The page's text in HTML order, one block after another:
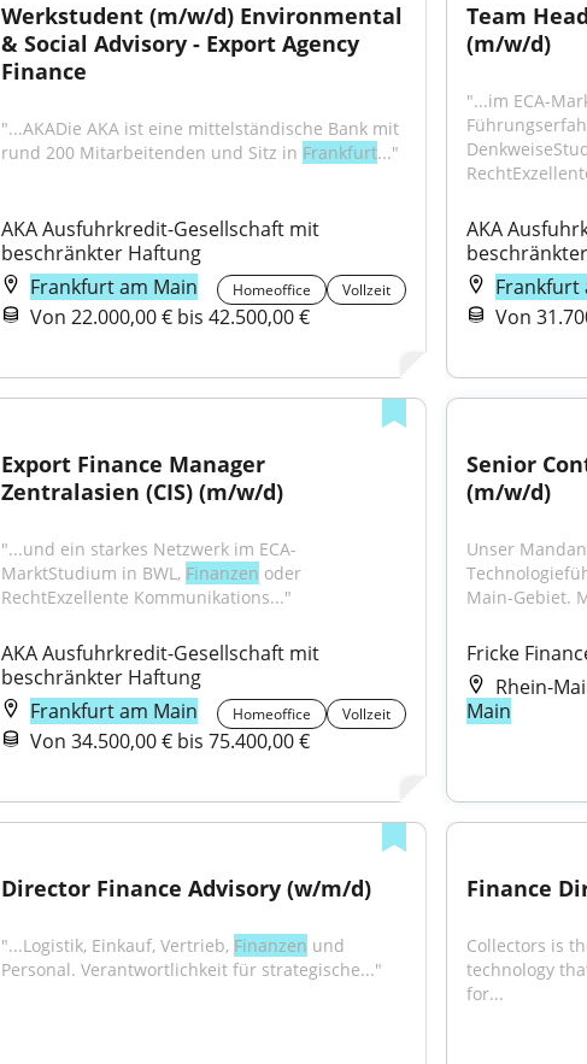
Werkstudent (m/w/d) Environmental
& Social Advisory - Export Agency
Finance
"...AKADie AKA ist eine mittelständische Bank mit
rund 200 Mitarbeitenden und Sitz in Frankfurt..."
AKA Ausfuhrkredit-Gesellschaft mit
beschränkter Haftung
Frankfurt am Main
Homeoffice Vollzeit
Von 22.000,00 € bis 42.500,00 €
Team
(m/w/d)
"...im ECA-
AKA
Frankfurt
Von
Export Finance Manager
Zentralasien (CIS) (m/w/d)
"...und ein starkes Netzwerk im ECA-
MarktStudium in BWL, Finanzen oder
RechtExzellente Kommunikations..."
AKA Ausfuhrkredit-Gesellschaft mit
beschränkter Haftung
Frankfurt am Main
Homeoffice Vollzeit
Von 34.500,00 € bis 75.400,00 €
Senior
(m/w/d)
Unser
Main-Gebiet.
Fricke
Rhein-
Main
Director Finance Advisory (w/m/d)
"...Logistik, Einkauf, Vertrieb, Finanzen und
Personal. Verantwortlichkeit für strategische..."
Finance
Collectors is
technology
for...